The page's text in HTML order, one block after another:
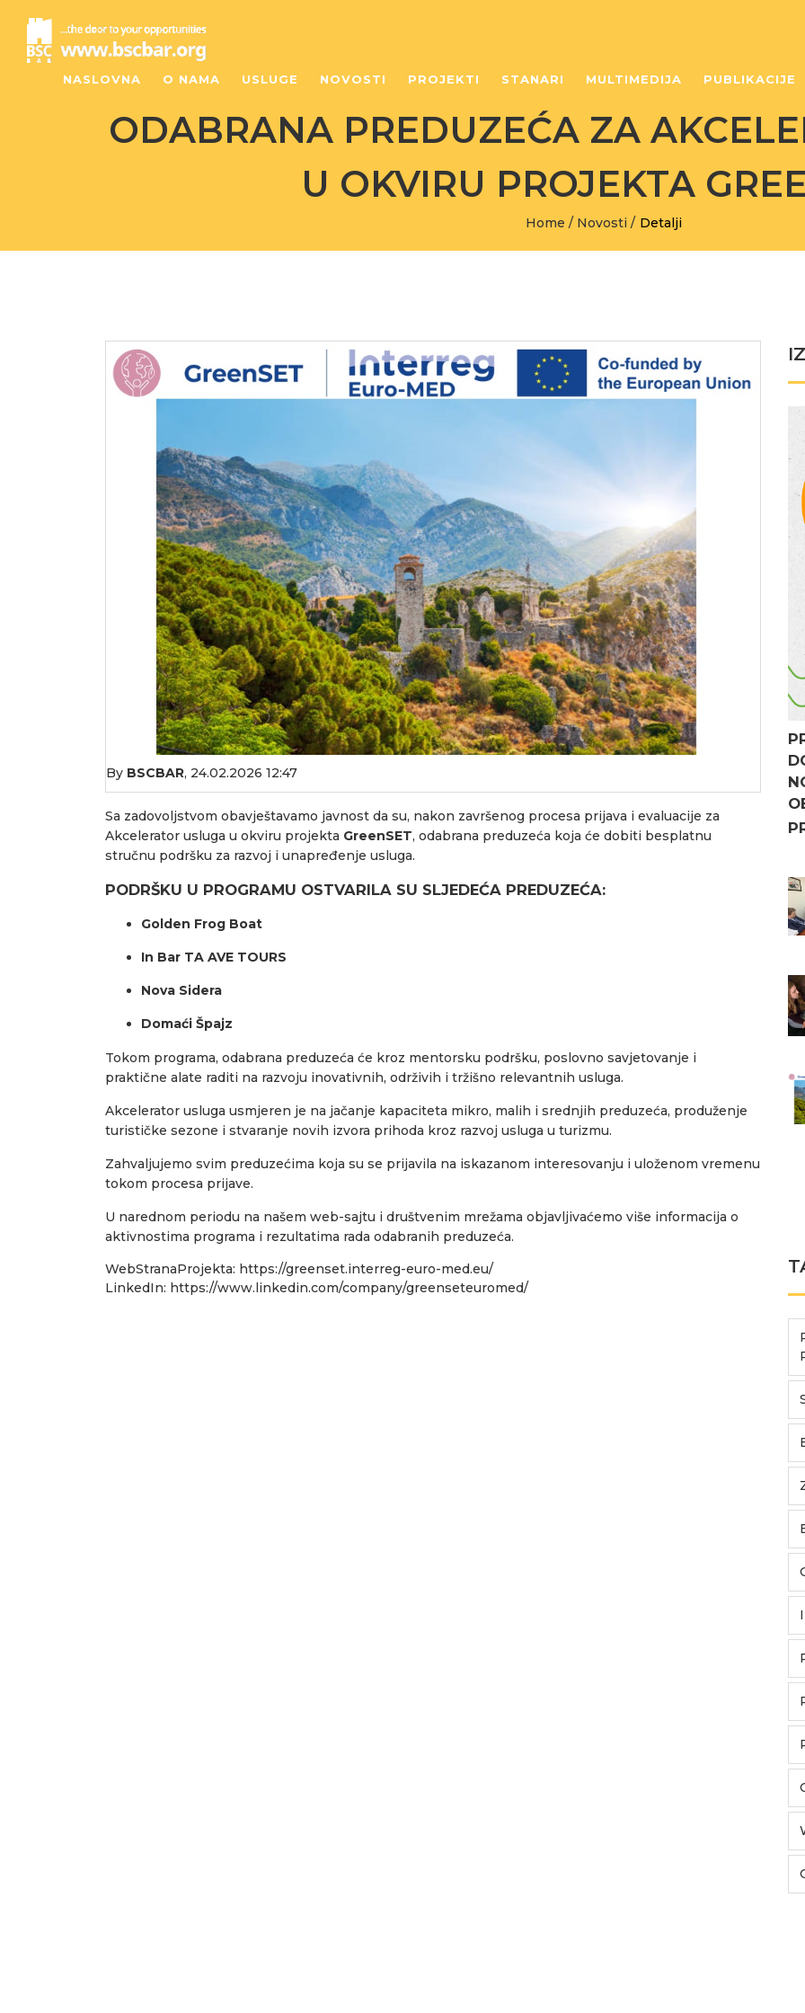
NASLOVNA O NAMA USLUGE NOVOSTI PROJEKTI STANARI MULTIMEDIJA PUBLIKACIJE
ODABRANA PREDUZEĆA ZA
U OKVIRU PROJEKTA
Home / Novosti / Detalji
By BSCBAR, 24.02.2026 12:47
Sa zadovoljstvom obavještavamo javnost da su, nakon završenog procesa prijava i evaluacije za
Akcelerator usluga u okviru projekta GreenSET, odabrana preduzeća koja će dobiti besplatnu
stručnu podršku za razvoj i unapređenje usluga.
PODRŠKU U PROGRAMU OSTVARILA SU SLJEDEĆA PREDUZEĆA:
Golden Frog Boat
In Bar TA AVE TOURS
Nova Sidera
Domaći Špajz
Tokom programa, odabrana preduzeća će kroz mentorsku podršku, poslovno savjetovanje i
praktične alate raditi na razvoju inovativnih, održivih i tržišno relevantnih usluga.
Akcelerator usluga usmjeren je na jačanje kapaciteta mikro, malih i srednjih preduzeća, produženje
turističke sezone i stvaranje novih izvora prihoda kroz razvoj usluga u turizmu.
Zahvaljujemo svim preduzećima koja su se prijavila na iskazanom interesovanju i uloženom vremenu
tokom procesa prijave.
U narednom periodu na našem web-sajtu i društvenim mrežama objavljivaćemo više informacija o
aktivnostima programa i rezultatima rada odabranih preduzeća.
WebStranaProjekta: https://greenset.interreg-euro-med.eu/
LinkedIn: https://www.linkedin.com/company/greenseteuromed/